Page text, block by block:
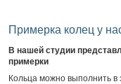
Примерка колец у
В нашей студии
примерки
Кольца можно выполнить